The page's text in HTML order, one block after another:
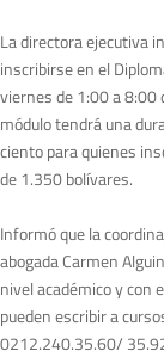
La directora ejecutiva
inscribirse en el
viernes de 1:00 a 8:00
módulo tendrá una
ciento para quienes
de 1.350 bolívares.
Informó que la
abogada Carmen
nivel académico y con
pueden escribir a
0212.240.35.60/